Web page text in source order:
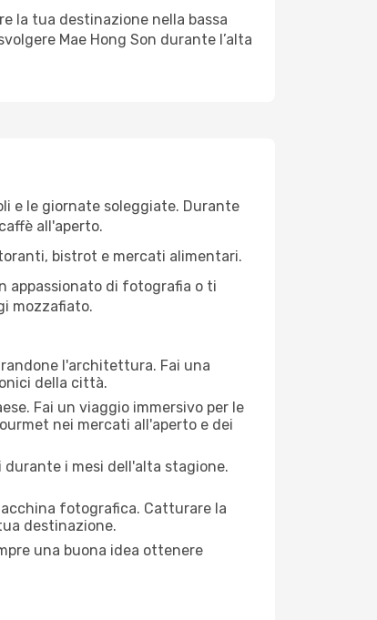
la tua destinazione nella bassa
Mae Hong Son durante l’alta
e le giornate soleggiate. Durante
all'aperto.
bistrot e mercati alimentari.
appassionato di fotografia o ti
mozzafiato.
l'architettura. Fai una
della città.
Fai un viaggio immersivo per le
nei mercati all'aperto e dei
i mesi dell'alta stagione.
fotografica. Catturare la
destinazione.
una buona idea ottenere